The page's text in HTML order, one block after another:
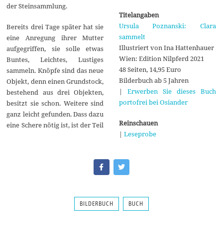
der Steinsammlung.
Bereits drei Tage später hat sie
eine Anregung ihrer Mutter
aufgegriffen, sie solle etwas
Buntes, Leichtes, Lustiges
sammeln. Knöpfe sind das neue
Objekt, denn einen Grundstock,
bestehend aus drei Objekten,
besitzt sie schon. Weitere sind
ganz leicht gefunden. Dass dazu
eine Schere nötig ist, ist der Teil
Titelangaben
Ursula Poznanski: Clara
sammelt
Illustriert von Ina Hattenhauer
Wien: Edition Nilpferd 2021
48 Seiten, 14,95 Euro
Bilderbuch ab 5 Jahren
| Erwerben Sie dieses Buch
portofrei bei Osiander
Reinschauen
| Leseprobe
BILDERBUCH BUCH